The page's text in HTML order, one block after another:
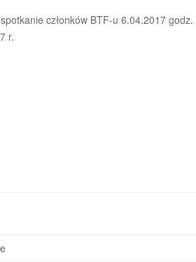
członków BTF-u 6.04.2017
r.